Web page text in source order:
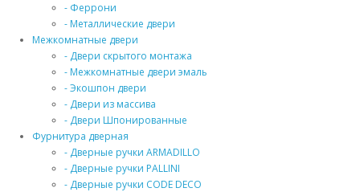
- Феррони
- Металлические двери
Межкомнатные двери
- Двери скрытого монтажа
- Межкомнатные двери эмаль
- Экошпон двери
- Двери из массива
- Двери Шпонированные
Фурнитура дверная
- Дверные ручки ARMADILLO
- Дверные ручки PALLINI
- Дверные ручки CODE DECO